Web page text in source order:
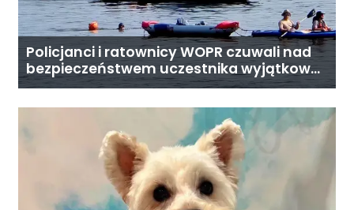
Policjanci i ratownicy WOPR czuwali nad
bezpieczeństwem uczestnika wyjątkowej
wyprawy